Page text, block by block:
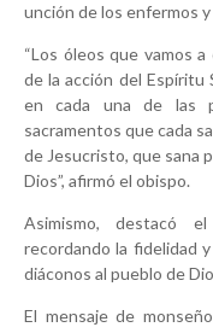
unción de los enfermos
“Los óleos que vamos
de la acción del Espíritu
en cada una de las
sacramentos que cada
de Jesucristo, que sana
Dios”, afirmó el obispo.
Asimismo, destacó
recordando la fidelidad
diáconos al pueblo de
El mensaje de